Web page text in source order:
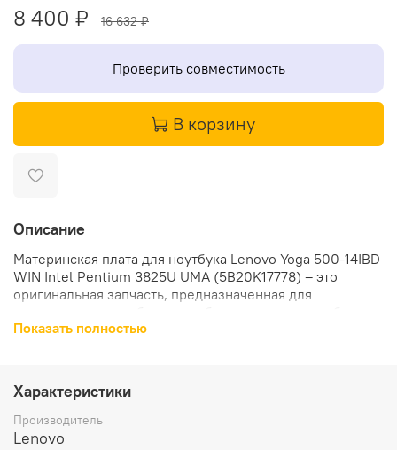
8 400 ₽ 16 632 ₽
Проверить совместимость
В корзину
Описание
Материнская плата для ноутбука Lenovo Yoga 500-14IBD
WIN Intel Pentium 3825U UMA (5B20K17778) – это
оригинальная запчасть, предназначенная для
Lenovo IdeaPad Yoga 500-14IBD.
Pentium 3825U, который обеспечивает высокую
производительность и стабильность работы.
Интегрированная видеочипсет позволяет наслаждаться
Показать полностью
Характеристики
Производитель
Lenovo